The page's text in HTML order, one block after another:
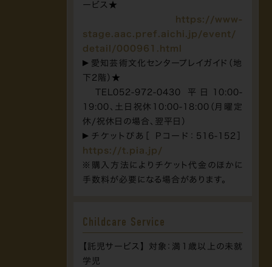
ービス★
https://www-
stage.aac.pref.aichi.jp/event/
detail/000961.html
愛知芸術文化センタープレイガイド（地
下2階）★
TEL052-972-0430 平日10:00-
19:00、土日祝休10:00-18:00（月曜定
休/祝休日の場合、翌平日）
チケットぴあ［ Pコード：516-152］
https://t.pia.jp/
※購入方法によりチケット代金のほかに
手数料が必要になる場合があります。
Childcare Service
【託児サービス】 対象：満１歳以上の未就
学児